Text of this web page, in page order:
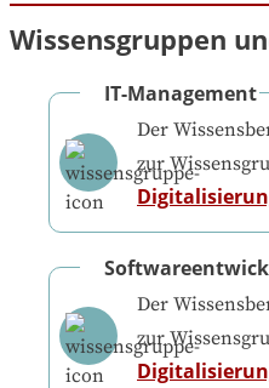
Wissensgruppen
IT-Management
Der
zur
Der
zur